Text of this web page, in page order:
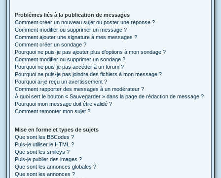
Problèmes liés à la publication de messages
Comment créer un nouveau sujet ou poster une réponse ?
Comment modifier ou supprimer un message ?
Comment ajouter une signature à mes messages ?
Comment créer un sondage ?
Pourquoi ne puis-je pas ajouter plus d’options à mon sondage ?
Comment modifier ou supprimer un sondage ?
Pourquoi ne puis-je pas accéder à un forum ?
Pourquoi ne puis-je pas joindre des fichiers à mon message ?
Pourquoi ai-je reçu un avertissement ?
Comment rapporter des messages à un modérateur ?
À quoi sert le bouton « Sauvegarder » dans la page de rédaction de message ?
Pourquoi mon message doit être validé ?
Comment remonter mon sujet ?
Mise en forme et types de sujets
Que sont les BBCodes ?
Puis-je utiliser le HTML ?
Que sont les smileys ?
Puis-je publier des images ?
Que sont les annonces globales ?
Que sont les annonces ?